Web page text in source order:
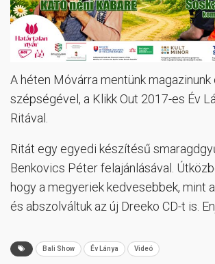
A héten Móvárra mentünk
szépségével, a Klikk Out 2017-es Év
Ritával.
Ritát egy egyedi készítésű
Benkovics Péter felajánlásával.
hogy a megyeriek kedvesebbek, mint
és abszolváltuk az új Dreeko CD-t is.
Bali Show Év Lánya Videó